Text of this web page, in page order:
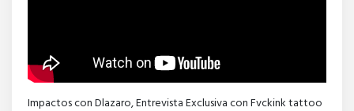
Impactos con Dlazaro, Entrevista Exclusiva con Fvckink tattoo